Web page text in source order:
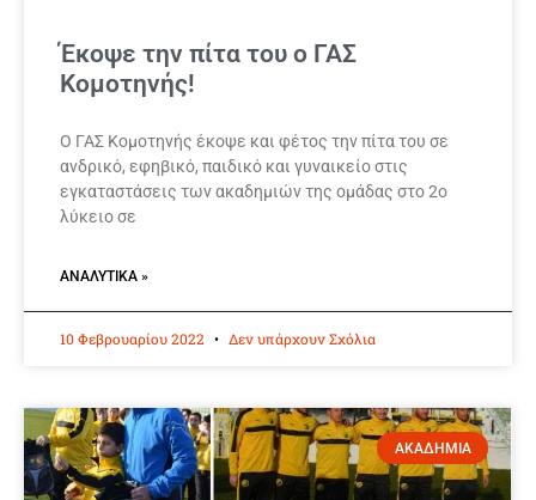
Έκοψε την πίτα του ο ΓΑΣ
Κομοτηνής!
Ο ΓΑΣ Κομοτηνής έκοψε και φέτος την πίτα του σε
ανδρικό, εφηβικό, παιδικό και γυναικείο στις
εγκαταστάσεις των ακαδημιών της ομάδας στο 2ο
λύκειο σε
ΑΝΑΛΥΤΙΚΆ »
10 Φεβρουαρίου 2022 Δεν υπάρχουν Σχόλια
ΑΚΑΔΗΜΙΑ